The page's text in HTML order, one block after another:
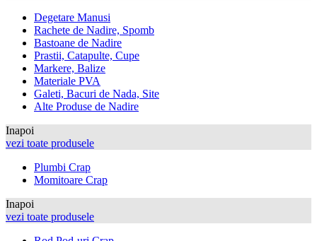
Degetare Manusi
Rachete de Nadire, Spomb
Bastoane de Nadire
Prastii, Catapulte, Cupe
Markere, Balize
Materiale PVA
Galeti, Bacuri de Nada, Site
Alte Produse de Nadire
Inapoi
vezi toate produsele
Plumbi Crap
Momitoare Crap
Inapoi
vezi toate produsele